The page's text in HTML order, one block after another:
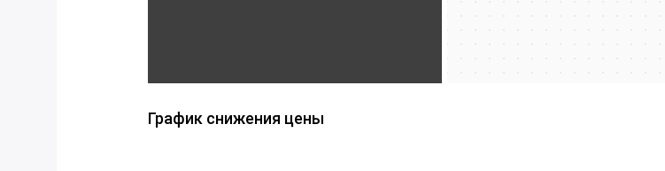
График снижения цены